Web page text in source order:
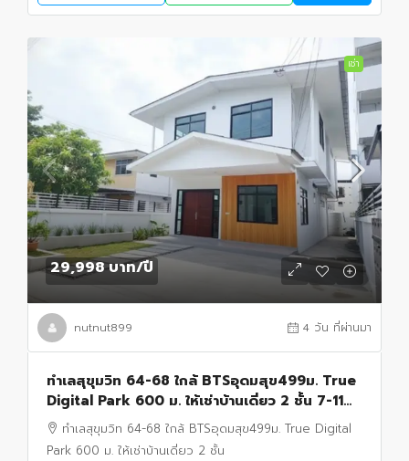
เช่า
29,998 บาท/ปี
nutnut899 4 วัน ที่ผ่านมา
ทำเลสุขุมวิท 64-68 ใกล้ BTSอุดมสุข499ม. True
Digital Park 600 ม. ให้เช่าบ้านเดี่ยว 2 ชั้น 7-11
50ม. 52ตร.วา 210 ตร.ม.
ทำเลสุขุมวิท 64-68 ใกล้ BTSอุดมสุข499ม. True Digital
Park 600 ม. ให้เช่าบ้านเดี่ยว 2 ชั้น